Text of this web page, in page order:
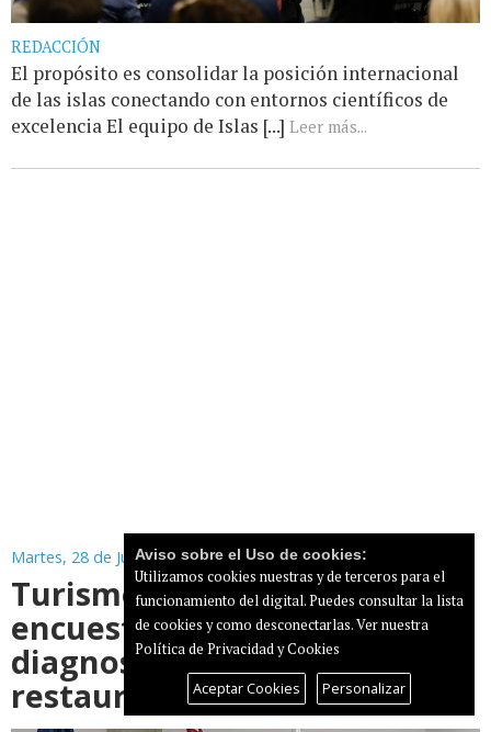
REDACCIÓN
El propósito es consolidar la posición internacional
de las islas conectando con entornos científicos de
excelencia El equipo de Islas [...] Leer más...
Martes, 28 de Julio de 2026
Turismo impulsa una
encuesta cuantitativa para
diagnosticar el sector de la
restauración en Canarias
Aviso sobre el Uso de cookies:
Utilizamos cookies nuestras y de terceros para el
funcionamiento del digital. Puedes consultar la lista
de cookies y como desconectarlas.Ver nuestra
Política de Privacidad y Cookies
Aceptar Cookies Personalizar